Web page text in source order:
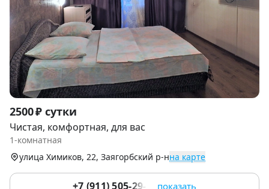
Item
1
of
2500 ₽ сутки
Чистая, комфортная, для вас
1-комнатная
улица Химиков, 22, Заягорбский р-нна карте
+7 (911) 505-29-95 показать